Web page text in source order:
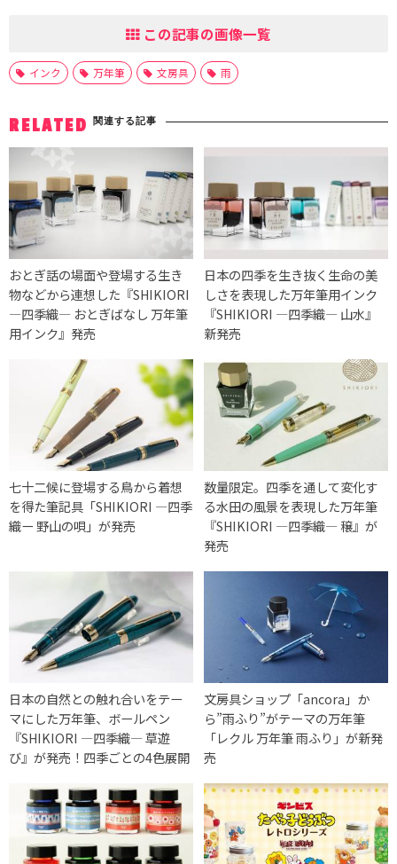
この記事の画像一覧
インク 万年筆 文房具 雨
RELATED 関連する記事
おとぎ話の場面や登場する生き
物などから連想した『SHIKIORI
―四季織― おとぎばなし 万年筆
用インク』発売
日本の四季を生き抜く生命の美
しさを表現した万年筆用インク
『SHIKIORI ―四季織― 山水』
新発売
七十二候に登場する鳥から着想
を得た筆記具「SHIKIORI ―四季
織ー 野山の唄」が発売
数量限定。四季を通して変化す
る水田の風景を表現した万年筆
『SHIKIORI ―四季織― 穣』が
発売
日本の自然との触れ合いをテー
マにした万年筆、ボールペン
『SHIKIORI ―四季織― 草遊
び』が発売！四季ごとの4色展開
文房具ショップ「ancora」か
ら”雨ふり”がテーマの万年筆
「レクル 万年筆 雨ふり」が新発
売